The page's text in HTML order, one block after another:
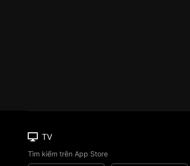
TV
Tìm kiếm trên App Store